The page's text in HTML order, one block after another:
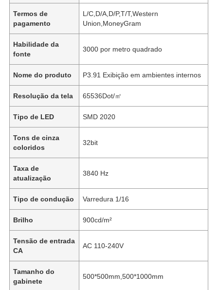
Termos de
pagamento
L/C,D/A,D/P,T/T,Western
Union,MoneyGram
Habilidade da
fonte
3000 por metro quadrado
Nome do produto P3.91 Exibição em ambientes internos
Resolução da tela 65536Dot/㎡
Tipo de LED SMD 2020
Tons de cinza
coloridos
32bit
Taxa de
atualização
3840 Hz
Tipo de condução Varredura 1/16
Brilho 900cd/m²
Tensão de entrada
CA
AC 110-240V
Tamanho do
gabinete
500*500mm,500*1000mm